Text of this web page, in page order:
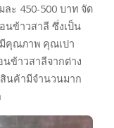
ะ 450-500 บาท จัด
นข้าวสาลี ซึ่งเป็น
มีคุณภาพ คุณเปา
นข้าวสาลีจากต่าง
นค้ามีจำนวนมาก